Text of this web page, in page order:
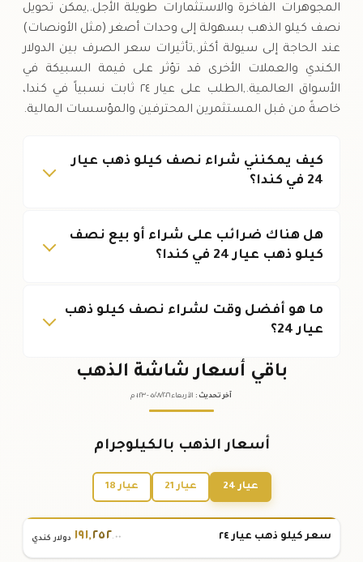
المجوهرات الفاخرة والاستثمارات طويلة الأجل.,يمكن تحويل
نصف كيلو الذهب بسهولة إلى وحدات أصغر (مثل الأونصات)
عند الحاجة إلى سيولة أكثر.,تأثيرات سعر الصرف بين الدولار
الكندي والعملات الأخرى قد تؤثر على قيمة السبيكة في
الأسواق العالمية.,الطلب على عيار ٢٤ ثابت نسبياً في كندا،
خاصةً من قبل المستثمرين المحترفين والمؤسسات المالية.
كيف يمكنني شراء نصف كيلو ذهب عيار
24 في كندا؟
هل هناك ضرائب على شراء أو بيع نصف
كيلو ذهب عيار 24 في كندا؟
ما هو أفضل وقت لشراء نصف كيلو ذهب
عيار 24؟
باقي أسعار شاشة الذهب
آخر تحديث : الأربعاء ٠٥ /٠٨/٢٠٢٦ - ٠١:٢٣ م
أسعار الذهب بالكيلوجرام
عيار 24 عيار 21 عيار 18
سعر كيلو ذهب عيار ٢٤ ١٩١,٢٥٢ .٠٠ دولار كندي